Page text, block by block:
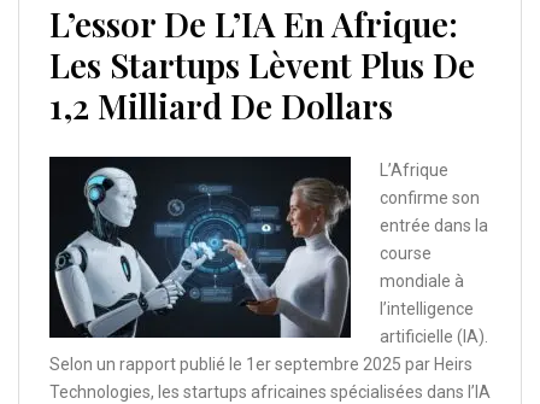
L’essor De L’IA En Afrique:
Les Startups Lèvent Plus De
1,2 Milliard De Dollars
L’Afrique
confirme son
entrée dans la
course
mondiale à
l’intelligence
artificielle (IA).
Selon un rapport publié le 1er septembre 2025 par Heirs
Technologies, les startups africaines spécialisées dans l’IA